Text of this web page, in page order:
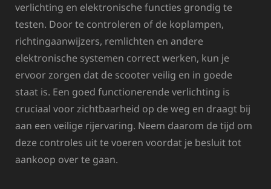
verlichting en elektronische functies grondig te
testen. Door te controleren of de koplampen,
richtingaanwijzers, remlichten en andere
elektronische systemen correct werken, kun je
ervoor zorgen dat de scooter veilig en in goede
staat is. Een goed functionerende verlichting is
cruciaal voor zichtbaarheid op de weg en draagt bij
aan een veilige rijervaring. Neem daarom de tijd om
deze controles uit te voeren voordat je besluit tot
aankoop over te gaan.